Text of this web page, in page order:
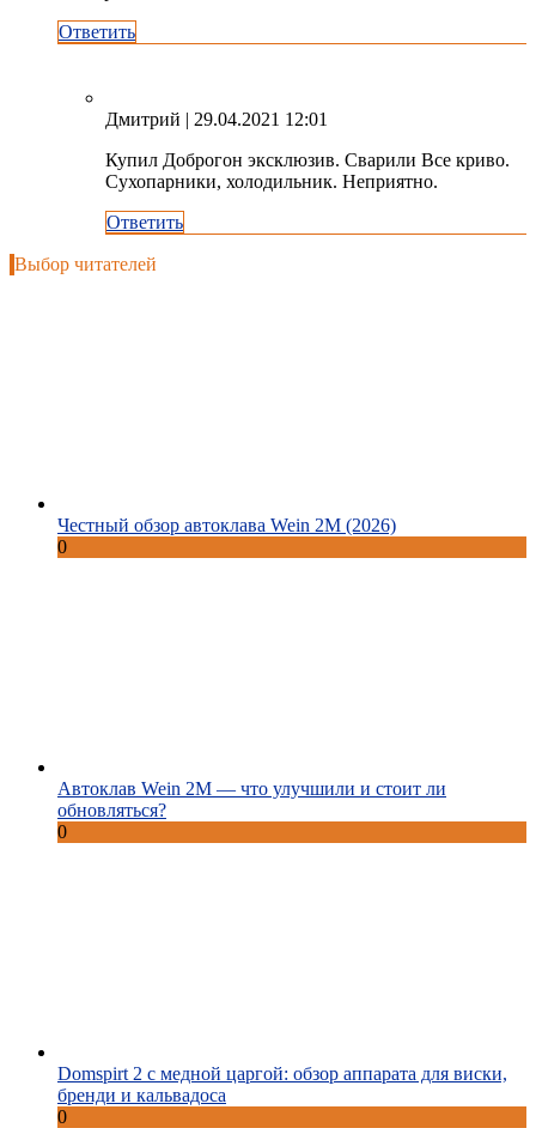
Ответить
Дмитрий | 29.04.2021 12:01
Купил Доброгон эксклюзив. Сварили Все криво.
Сухопарники, холодильник. Неприятно.
Ответить
Выбор читателей
Честный обзор автоклава Wein 2M (2026)
0
Автоклав Wein 2M — что улучшили и стоит ли
обновляться?
0
Domspirt 2 с медной царгой: обзор аппарата для виски,
бренди и кальвадоса
0